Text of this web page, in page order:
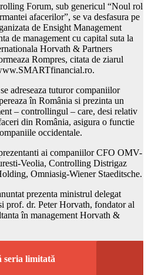
Forum, sub genericul “Noul rol
afacerilor”, se va desfasura pe
de Ensight Management
de management cu capital suta la
Horvath & Partners
Rompres, citata de ziarul
adreseaza tuturor companiilor
în România si prezinta un
– controllingul – care, desi relativ
din România, asigura o functie
occidentale.
ai companiilor CFO OMV-
Veolia, Controlling Distrigaz
Omniasig-Wiener Staeditsche.
prezenta ministrul delegat
prof. dr. Peter Horvath, fondator al
în management Horvath &
seria limitată